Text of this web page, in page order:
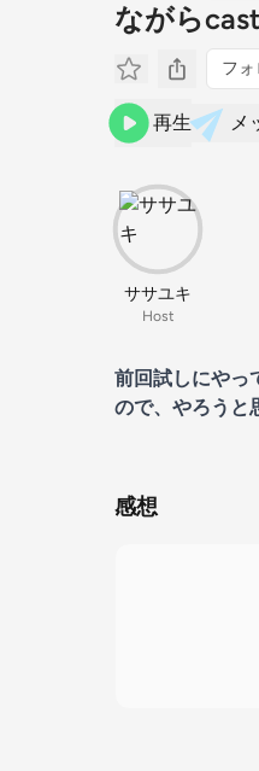
ながら
フ
再生 メ
ササユキ
Host
前回試しにやっ
ので、やろうと
感想